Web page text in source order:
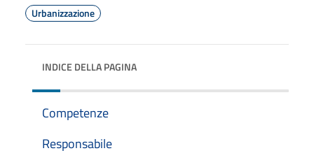
Urbanizzazione
INDICE DELLA PAGINA
Competenze
Responsabile